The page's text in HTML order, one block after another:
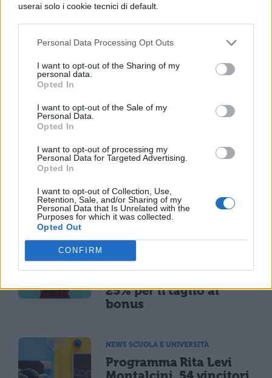
userai solo i cookie tecnici di default.
Personal Data Processing Opt Outs
I want to opt-out of the Sharing of my
personal data.
Opted In
I want to opt-out of the Sale of my
Personal Data.
Opted In
I want to opt-out of processing my
Personal Data for Targeted Advertising.
Opted In
I want to opt-out of Collection, Use,
Retention, Sale, and/or Sharing of my
Personal Data that Is Unrelated with the
Purposes for which it was collected.
Opted Out
CONFIRM
TI POTREBBE INTERESSARE
domina con 14.123 lodi
25% per il taglio ai
bonus
NEWS SCUOLA E UNIVERSITÀ
Programma Rita Levi